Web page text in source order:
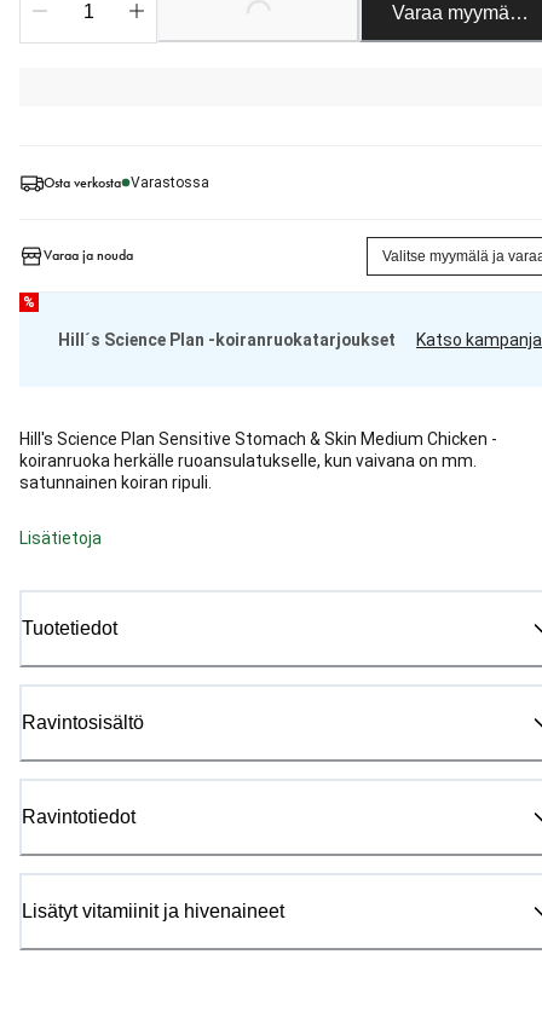
Osta verkosta Varastossa
Varaa ja nouda Valitse myymälä ja
%
Hill´s Science Plan -koiranruokatarjoukset Katso kampanja
Hill's Science Plan Sensitive Stomach & Skin Medium Chicken -
koiranruoka herkälle ruoansulatukselle, kun vaivana on mm.
satunnainen koiran ripuli.
Lisätietoja
Tuotetiedot
Ravintosisältö
Ravintotiedot
Lisätyt vitamiinit ja hivenaineet
Loading... Varaa